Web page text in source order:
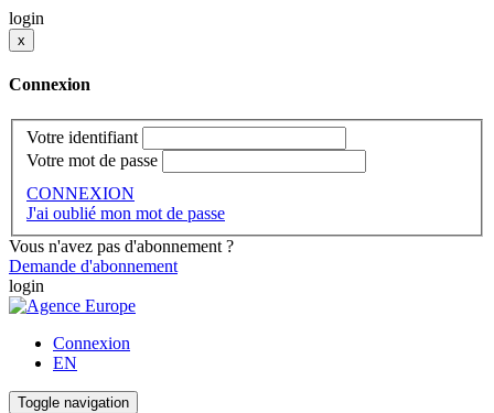
login
x
Connexion
Votre identifiant
Votre mot de passe
CONNEXION
J'ai oublié mon mot de passe
Vous n'avez pas d'abonnement ?
Demande d'abonnement
login
Connexion
EN
Toggle navigation